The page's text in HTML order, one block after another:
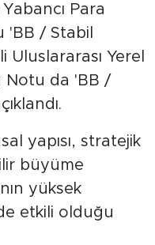
Para
'BB / Stabil
Yerel
Notu da 'BB /
yapısı, stratejik
büyüme
yüksek
etkili olduğu